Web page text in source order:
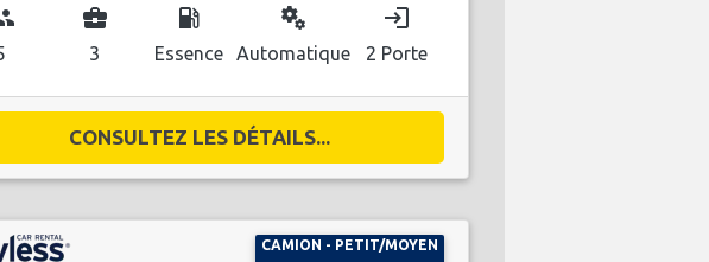
business_center
3
local_gas_station
Essence
miscellaneous_services
Automatique
login
2 Porte
CONSULTEZ LES DÉTAILS...
CAMION - PETIT/MOYEN